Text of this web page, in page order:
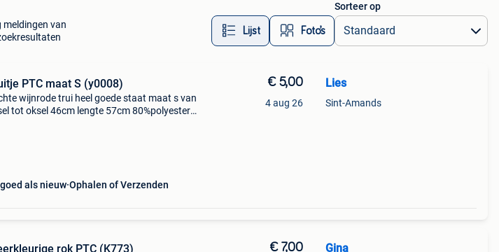
meldingen van
Lijst Foto’s
Sorteer op
PTC maat S (y0008)
wijnrode trui heel goede staat maat s van
tot oksel 46cm lengte 57cm 80%polyester
als nieuw Ophalen of Verzenden
€ 5,00
4 aug 26
Lies
Sint-Amands
rok PTC (K773) € 7,00 Gina